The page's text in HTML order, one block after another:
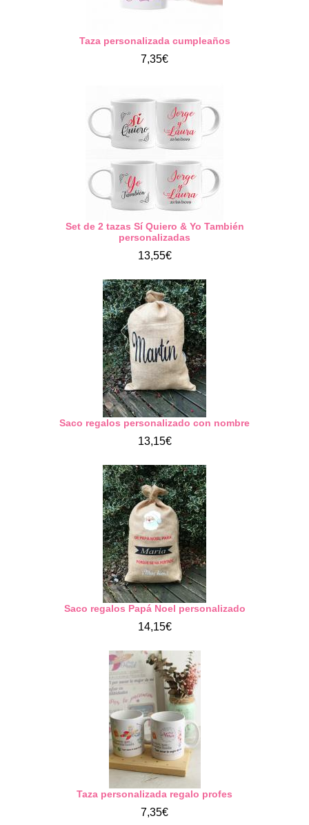
Taza personalizada cumpleaños
7,35€
Set de 2 tazas Sí Quiero & Yo También
personalizadas
13,55€
Saco regalos personalizado con nombre
13,15€
Saco regalos Papá Noel personalizado
14,15€
Taza personalizada regalo profes
7,35€